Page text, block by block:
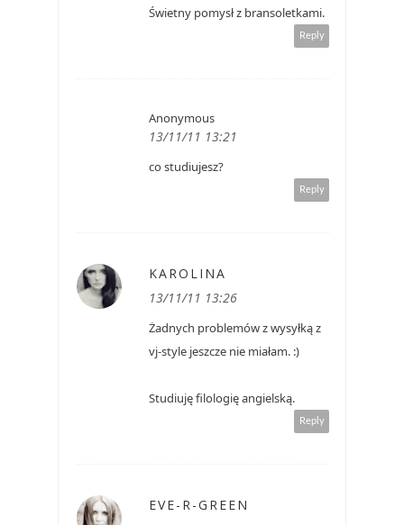
Świetny pomysł z bransoletkami.
Reply
Anonymous
13/11/11 13:21
co studiujesz?
Reply
KAROLINA
13/11/11 13:26
Żadnych problemów z wysyłką z
vj-style jeszcze nie miałam. :)
Studiuję filologię angielską.
Reply
EVE-R-GREEN